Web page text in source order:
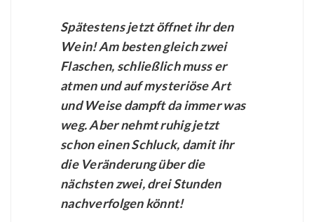
Spätestens jetzt öffnet ihr den
Wein! Am besten gleich zwei
Flaschen, schließlich muss er
atmen und auf mysteriöse Art
und Weise dampft da immer was
weg. Aber nehmt ruhig jetzt
schon einen Schluck, damit ihr
die Veränderung über die
nächsten zwei, drei Stunden
nachverfolgen könnt!